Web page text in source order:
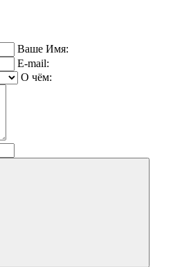
Ваше Имя:
E-mail:
О чём: